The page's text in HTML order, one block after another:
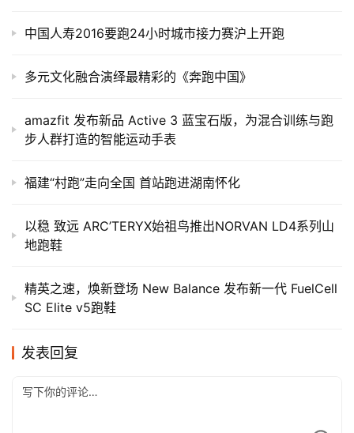
中国人寿2016要跑24小时城市接力赛沪上开跑
多元文化融合演绎最精彩的《奔跑中国》
amazfit 发布新品 Active 3 蓝宝石版，为混合训练与跑
步人群打造的智能运动手表
福建“村跑”走向全国 首站跑进湖南怀化
以稳 致远 ARC’TERYX始祖鸟推出NORVAN LD4系列山
地跑鞋
精英之速，焕新登场 New Balance 发布新一代 FuelCell
SC Elite v5跑鞋
发表回复